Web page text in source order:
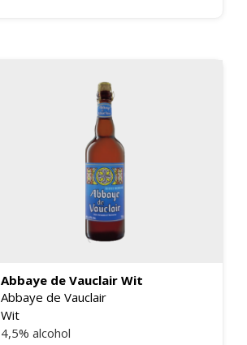
Abbaye de Vauclair Wit
Abbaye de Vauclair
Wit
4,5% alcohol